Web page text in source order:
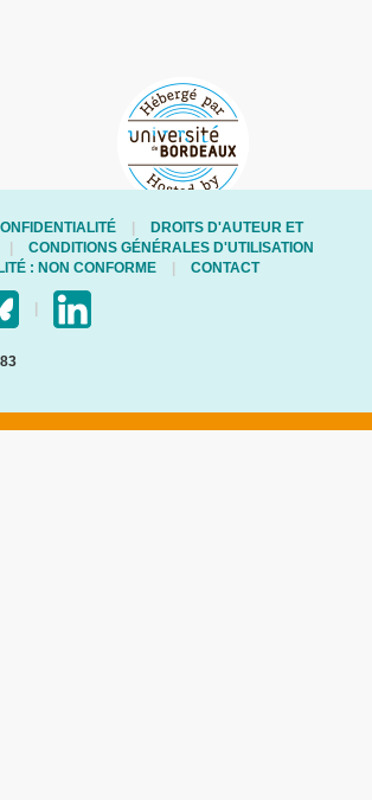
DROITS D'AUTEUR ET
CONDITIONS GÉNÉRALES D'UTILISATION
: NON CONFORME
CONTACT